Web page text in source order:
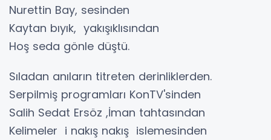
Nurettin Bay, sesinden
Kaytan bıyık, yakışıklısından
Hoş seda gönle düştü.
Sıladan anıların titreten derinliklerden.
Serpilmiş programları KonTV'sinden
Salih Sedat Ersöz ,İman tahtasından
Kelimeler i nakış nakış islemesinden